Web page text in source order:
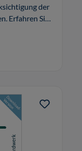
der
Erfahren Sie